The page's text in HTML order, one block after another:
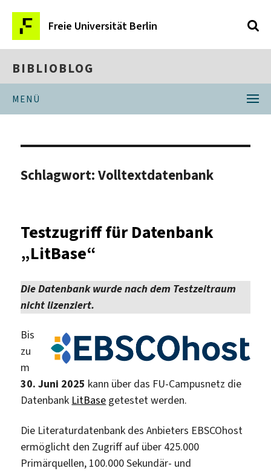
Freie Universität Berlin
BIBLIOBLOG
MENÜ
Schlagwort:Volltextdatenbank
Testzugriff für Datenbank
„LitBase“
Die Datenbank wurde nach dem Testzeitraum
nicht lizenziert.
Bis
zu
m
30. Juni 2025 kann über das FU-Campusnetz die
Datenbank LitBase getestet werden.
Die Literaturdatenbank des Anbieters EBSCOhost
ermöglicht den Zugriff auf über 425.000
Primärquellen, 100.000 Sekundär- und